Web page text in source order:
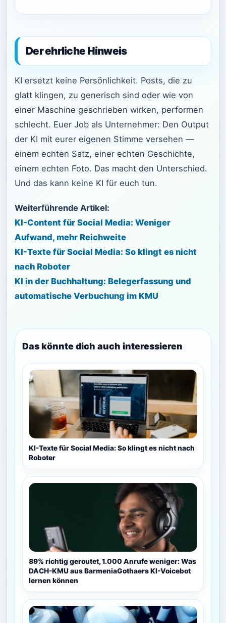
Der ehrliche Hinweis
KI ersetzt keine Persönlichkeit. Posts, die zu
glatt klingen, zu generisch sind oder wie von
einer Maschine geschrieben wirken, performen
schlecht. Euer Job als Unternehmer: Den Output
der KI mit eurer eigenen Stimme versehen —
einem echten Satz, einer echten Geschichte,
einem echten Foto. Das macht den Unterschied.
Und das kann keine KI für euch tun.
Weiterführende Artikel:
KI-Content für Social Media: Weniger
Aufwand, mehr Reichweite
KI-Texte für Social Media: So klingt es nicht
nach Roboter
KI in der Buchhaltung: Belegerfassung und
automatische Verbuchung im KMU
Das könnte dich auch interessieren
KI-Texte für Social Media: So klingt es nicht nach
Roboter
89% richtig geroutet, 1.000 Anrufe weniger: Was
DACH-KMU aus BarmeniaGothaers KI-Voicebot
lernen können